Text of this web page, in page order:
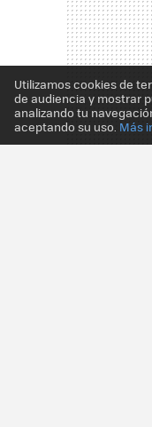
Utilizamos cookies de
de audiencia y mostrar
analizando tu
aceptando su uso. Más